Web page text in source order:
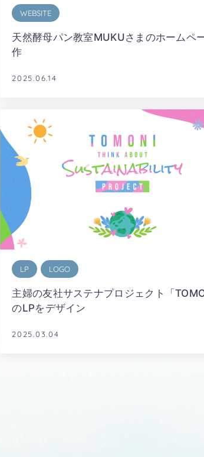
WEBSITE
天然酵母パン教室MUKUさまのホームペ
作
2025.06.14
LP LOGO
主婦の友社サステナプロジェクト「
のLPをデザイン
2025.03.04